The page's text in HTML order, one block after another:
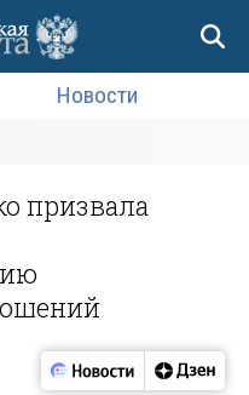
Новости
призвала